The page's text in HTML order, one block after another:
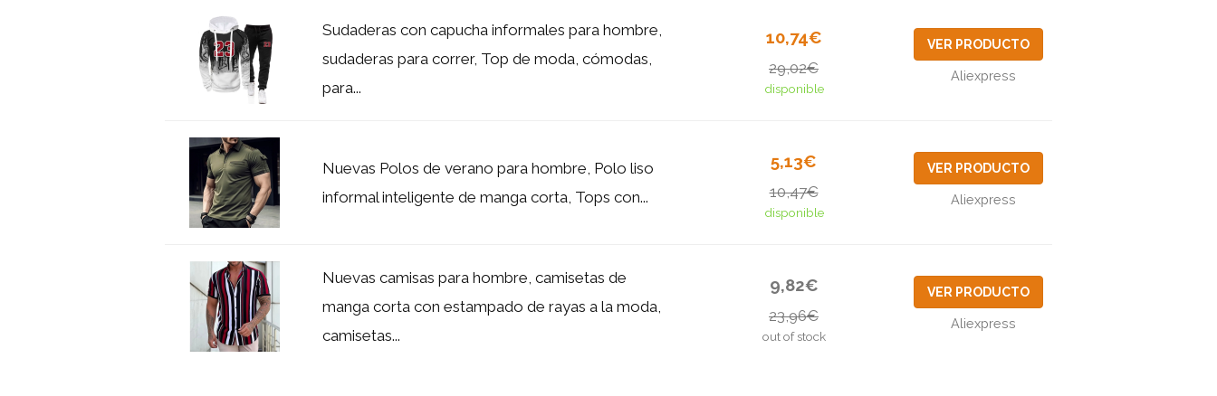
Sudaderas con capucha informales para hombre,
sudaderas para correr, Top de moda, cómodas,
para...
10,74€
29,02€
disponible
VER PRODUCTO
Aliexpress
Nuevas Polos de verano para hombre, Polo liso
informal inteligente de manga corta, Tops con...
5,13€
10,47€
disponible
VER PRODUCTO
Aliexpress
Nuevas camisas para hombre, camisetas de
manga corta con estampado de rayas a la moda,
camisetas...
9,82€
23,96€
out of stock
VER PRODUCTO
Aliexpress